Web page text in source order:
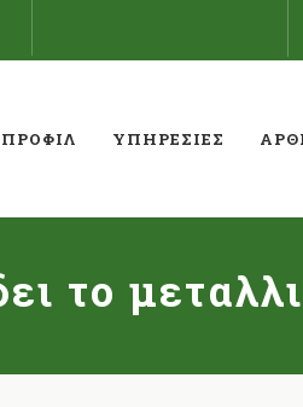
ΠΡΟΦΊΛ ΥΠΗΡΕΣΊΕΣ
το